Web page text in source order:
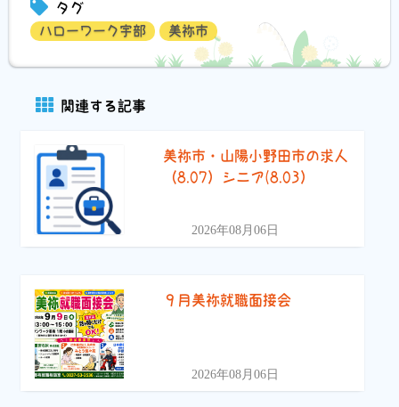
タグ
ハローワーク宇部 美祢市
関連する記事
美祢市・山陽小野田市の求人
（8.07）シニア(8.03）
2026年08月06日
９月美祢就職面接会
2026年08月06日